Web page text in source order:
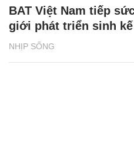
NHỊP SỐNG
BAT Việt Nam tiếp
giới phát triển sinh kế